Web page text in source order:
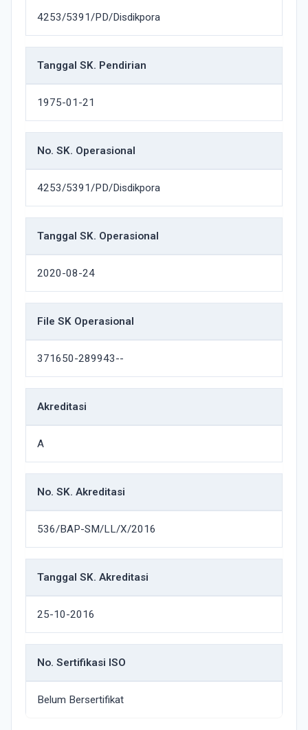
4253/5391/PD/Disdikpora
Tanggal SK. Pendirian
1975-01-21
No. SK. Operasional
4253/5391/PD/Disdikpora
Tanggal SK. Operasional
2020-08-24
File SK Operasional
371650-289943--
Akreditasi
A
No. SK. Akreditasi
536/BAP-SM/LL/X/2016
Tanggal SK. Akreditasi
25-10-2016
No. Sertifikasi ISO
Belum Bersertifikat